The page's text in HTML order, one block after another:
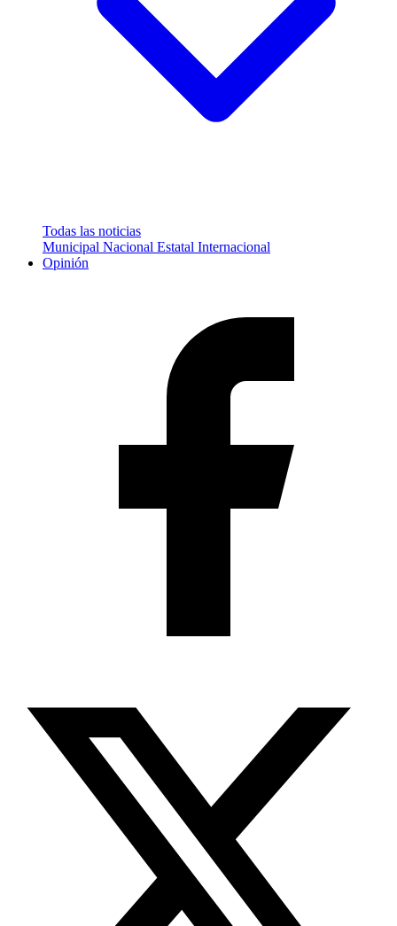
Todas las noticias
Municipal Nacional Estatal Internacional
Opinión